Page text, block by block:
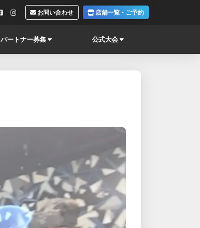
お問い合わせ 店舗一覧・ご予約
パートナー募集 公式大会